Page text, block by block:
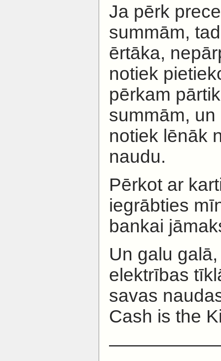
Ja pērk
summām,
ērtāka,
notiek
pērkam
summām,
notiek lēnāk
naudu.
Pērkot ar
iegrābties
bankai
Un galu
elektrības
savas
Cash is the